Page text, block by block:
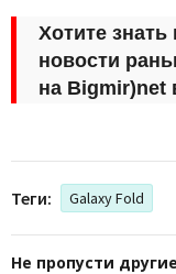
Хотите
новости
на Bigmir)net
Теги: Galaxy Fold
Не пропусти